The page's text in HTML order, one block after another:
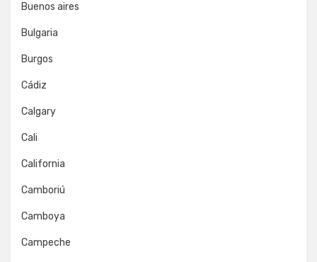
Buenos aires
Bulgaria
Burgos
Cádiz
Calgary
Cali
California
Camboriú
Camboya
Campeche